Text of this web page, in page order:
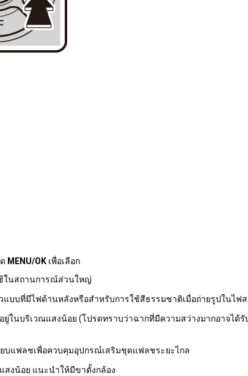
MENU/OK เพื่อเลือก
ในสถานการณ์ส่วนใหญ่
แบบที่มีไฟด้านหลังหรือสำหรับการใช้สีธรรมชาติเมื่อถ่ายรูปในไฟส
ในบริเวณแสงน้อย (โปรดทราบว่าฉากที่มีความสว่างมากอาจได้รั
บแฟลชเพื่อควบคุมอุปกรณ์เสริมชุดแฟลชระยะไกล
งน้อย แนะนำให้มีขาตั้งกล้อง